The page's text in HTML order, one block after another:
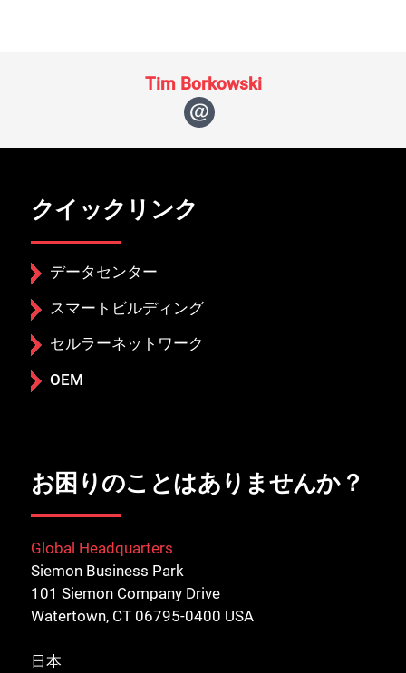
Tim Borkowski
クイックリンク
データセンター
スマートビルディング
セルラーネットワーク
OEM
お困りのことはありませんか？
Global Headquarters
Siemon Business Park
101 Siemon Company Drive
Watertown, CT 06795-0400 USA
日本
閉じる